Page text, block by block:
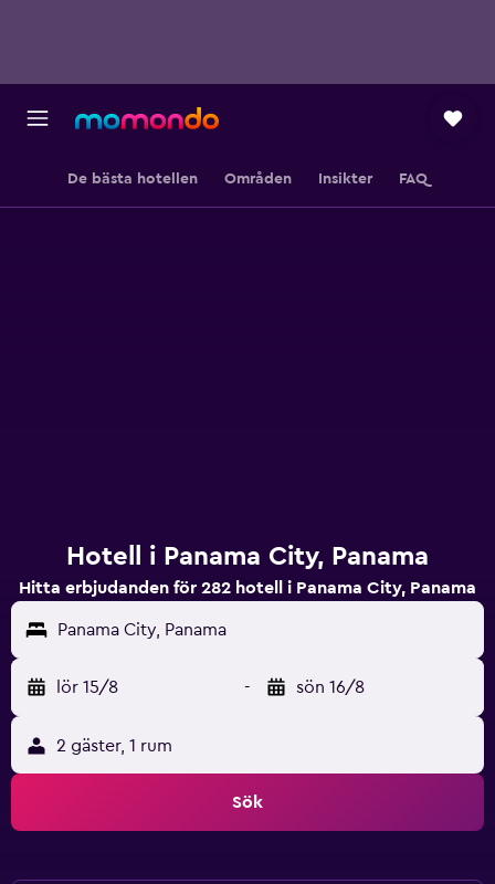
De bästa hotellen Områden Insikter FAQ
Hotell i Panama City, Panama
Hitta erbjudanden för 282 hotell i Panama City, Panama
Panama City, Panama
lör 15/8 - sön 16/8
2 gäster, 1 rum
Sök